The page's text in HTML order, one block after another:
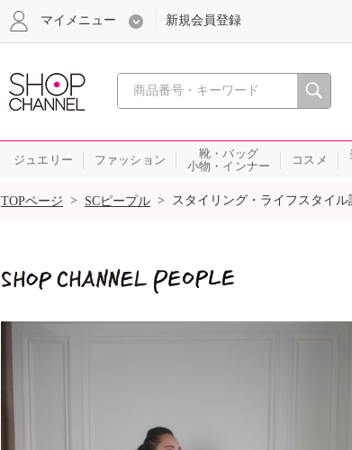
心おどる、瞬間を。通販・テ
マイメニュー 新規会員登録
ジュエリー ファッション
靴・バッグ
小物・インナー
コスメ
SALE
TOPページ > SCピープル > スタイリング・ライフスタイル